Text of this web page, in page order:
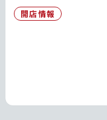
開店情報